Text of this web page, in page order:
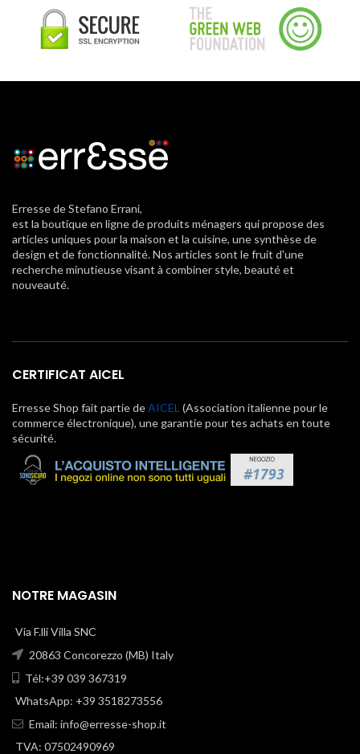
Erresse de Stefano Errani,
est la boutique en ligne de produits ménagers qui propose des
articles uniques pour la maison et la cuisine, une synthèse de
design et de fonctionnalité. Nos articles sont le fruit d'une
recherche minutieuse visant à combiner style, beauté et
nouveauté.
CERTIFICAT AICEL
Erresse Shop fait partie deAICEL (Association italienne pour le
commerce électronique), une garantie pour tes achats en toute
sécurité.
NOTRE MAGASIN
Via F.lli Villa SNC
20863 Concorezzo (MB) Italy
Tél:+39 039 367319
WhatsApp: +39 3518273556
Email: info@erresse-shop.it
TVA: 07502490969